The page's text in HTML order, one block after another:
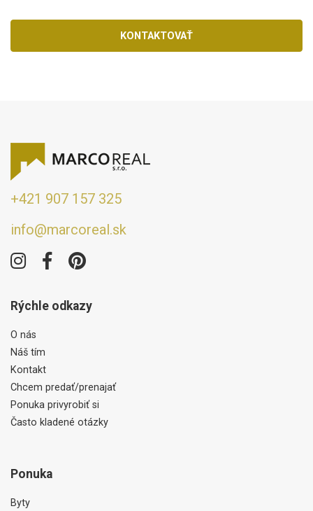
KONTAKTOVAŤ
+421 907 157 325
info@marcoreal.sk
Rýchle odkazy
O nás
Náš tím
Kontakt
Chcem predať/prenajať
Ponuka privyrobiť si
Často kladené otázky
Ponuka
Byty